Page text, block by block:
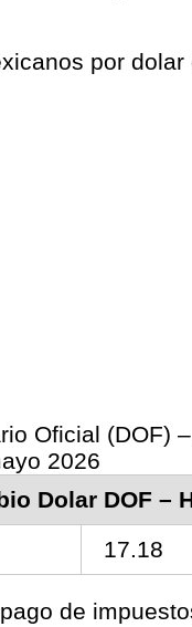
por dolar
Oficial (DOF)
2026
Dolar DOF –
17.18
de